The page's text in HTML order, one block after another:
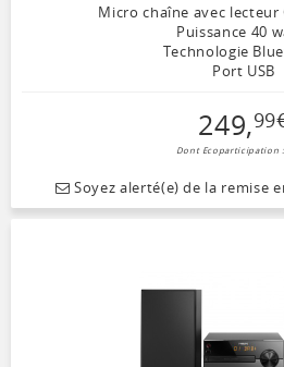
Micro chaîne avec lecteur
Puissance 40
Technologie
Port USB
249,99
Dont Ecoparticipation
Soyez alerté(e) de la remise